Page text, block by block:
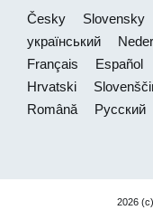
Česky Slovensky
український
Français
Español
Hrvatski
Română
Русский
2026